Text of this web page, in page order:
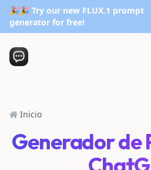
🎉🎉 Try our new FLUX.1 prompt
generator for free!
Inicio
Generador de